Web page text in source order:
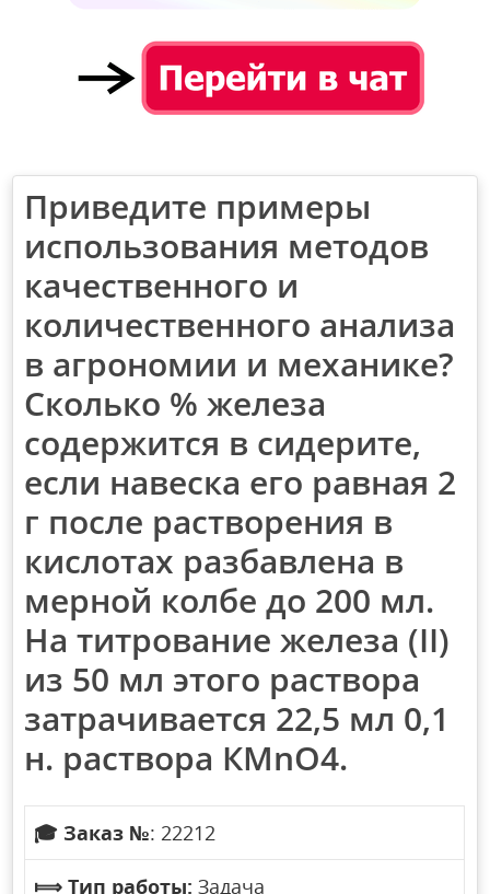
Приведите примеры
использования методов
качественного и
количественного анализа
в агрономии и механике?
Сколько % железа
содержится в сидерите,
если навеска его равная 2
г после растворения в
кислотах разбавлена в
мерной колбе до 200 мл.
На титрование железа (II)
из 50 мл этого раствора
затрачивается 22,5 мл 0,1
н. раствора КМnО4.
🎓 Заказ №: 22212
⟾ Тип работы: Задача